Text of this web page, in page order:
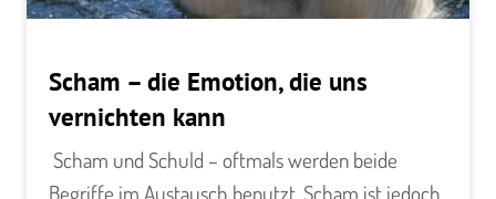
Scham – die Emotion, die uns
vernichten kann
​ Scham und Schuld – oftmals werden beide
Begriffe im Austausch benutzt. Scham ist jedoch